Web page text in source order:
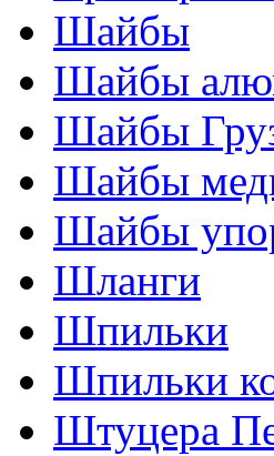
Шайбы
Шайбы
Шайбы
Шайбы
Шайбы
Шланги
Шпильки
Шпильки
Штуцера